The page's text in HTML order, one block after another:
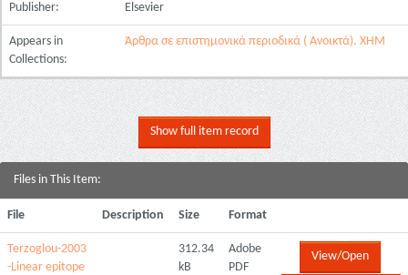
Publisher: Elsevier
Appears in
Collections:
Άρθρα σε επιστημονικά περιοδικά ( Ανοικτά). ΧΗΜ
Show full item record
Files in This Item:
File Description Size Format
Terzoglou-2003
-Linear epitope
312.34
kB
Adobe
PDF
View/Open